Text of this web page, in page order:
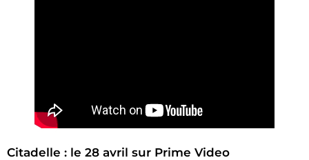
Citadelle : le 28 avril sur Prime Video